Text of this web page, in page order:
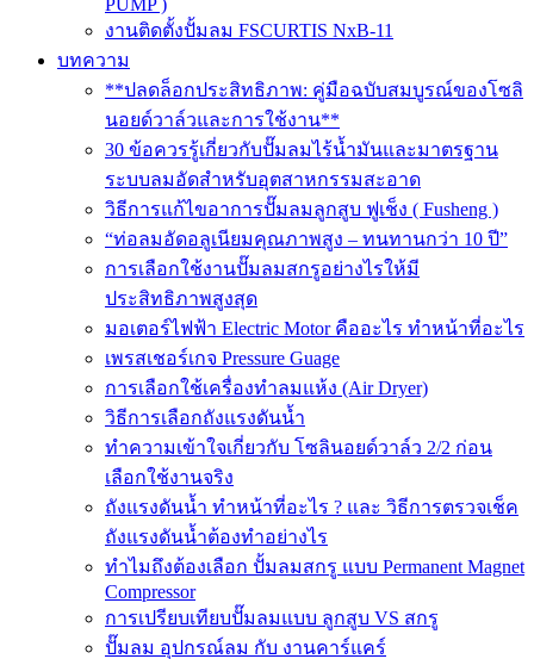
PUMP )
งานติดตั้งปั้มลม FSCURTIS NxB-11
บทความ
**ปลดล็อกประสิทธิภาพ: คู่มือฉบับสมบูรณ์ของโซลิ
นอยด์วาล์วและการใช้งาน**
30 ข้อควรรู้เกี่ยวกับปั๊มลมไร้น้ำมันและมาตรฐาน
ระบบลมอัดสำหรับอุตสาหกรรมสะอาด
วิธีการแก้ไขอาการปั๊มลมลูกสูบ ฟูเช็ง ( Fusheng )
“ท่อลมอัดอลูเนียมคุณภาพสูง – ทนทานกว่า 10 ปี”
การเลือกใช้งานปั๊มลมสกรูอย่างไรให้มี
ประสิทธิภาพสูงสุด
มอเตอร์ไฟฟ้า Electric Motor คืออะไร ทำหน้าที่อะไร
เพรสเชอร์เกจ Pressure Guage
การเลือกใช้เครื่องทำลมแห้ง (Air Dryer)
วิธีการเลือกถังแรงดันน้ำ
ทำความเข้าใจเกี่ยวกับ โซลินอยด์วาล์ว 2/2 ก่อน
เลือกใช้งานจริง
ถังแรงดันน้ำ ทำหน้าที่อะไร ? และ วิธีการตรวจเช็ค
ถังแรงดันน้ำต้องทำอย่างไร
ทำไมถึงต้องเลือก ปั้มลมสกรู แบบ Permanent Magnet
Compressor
การเปรียบเทียบปั๊มลมแบบ ลูกสูบ VS สกรู
ปั๊มลม อุปกรณ์ลม กับ งานคาร์แคร์